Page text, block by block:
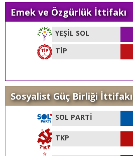
Emek ve Özgürlük İttifakı
YEŞİL SOL
TİP
Sosyalist Güç Birliği İttifakı
SOL PARTİ
TKP